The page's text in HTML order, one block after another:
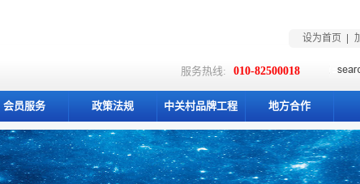
设为首页
服务热线: 010-82500018
会员服务 政策法规 中关村品牌工程 地方合作